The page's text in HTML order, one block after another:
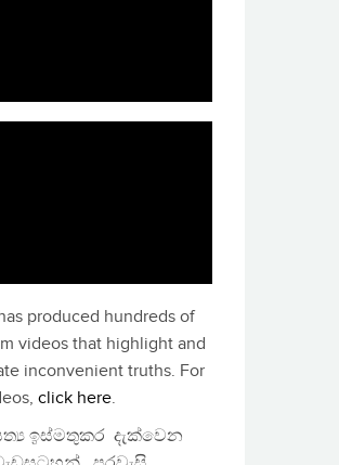
produced hundreds of
videos that highlight and
inconvenient truths. For
click here.
ඉස්මතුකර දැක්වෙන